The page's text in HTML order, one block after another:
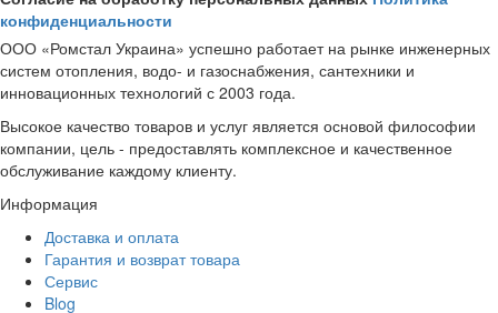
конфиденциальности
ООО «Ромстал Украина» успешно работает на рынке инженерных
систем отопления, водо- и газоснабжения, сантехники и
инновационных технологий с 2003 года.
Высокое качество товаров и услуг является основой философии
компании, цель - предоставлять комплексное и качественное
обслуживание каждому клиенту.
Информация
Доставка и оплата
Гарантия и возврат товара
Сервис
Blog